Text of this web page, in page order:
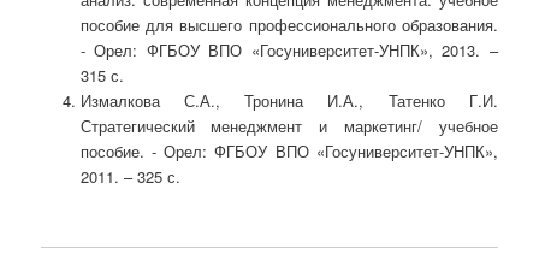
пособие для высшего профессионального образования.
- Орел: ФГБОУ ВПО «Госуниверситет-УНПК», 2013. –
315 с.
Измалкова С.А., Тронина И.А., Татенко Г.И.
Стратегический менеджмент и маркетинг/ учебное
пособие. - Орел: ФГБОУ ВПО «Госуниверситет-УНПК»,
2011. – 325 с.